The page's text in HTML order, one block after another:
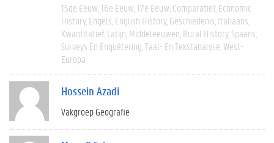
15de Eeuw 16e Eeuw 17e Eeuw Comparatief Economic
History Engels English History Geschiedenis Italiaans
Kwantitatief Latijn Middeleeuwen Rural History Spaans
Surveys En Enquêtering Taal- En Tekstanalyse West-
Europa
Hossein Azadi
Vakgroep Geografie